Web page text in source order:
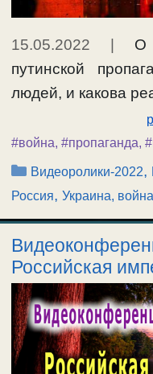
15.05.2022
О
путинской
людей, и какова
#война, #пропаганда,
Рубрики
Видеоролики-2022,
Россия, Украина, война
Российская